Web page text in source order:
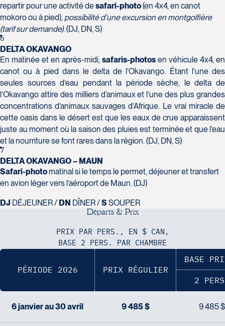
repartir pour une activité desafari-photo(en 4x4, en canot
mokoro ou à pied), possibilité d’une excursion en montgolfière
(tarif sur demande). (DJ, DN, S)
6
DELTA OKAVANGO
En matinée et en après-midi, safaris-photos en véhicule 4x4, en
canot ou à pied dans le delta de l’Okavango. Étant l’une des
seules sources d’eau pendant la période sèche, le delta de
l’Okavango attire des milliers d’animaux et l’une des plus grandes
concentrations d’animaux sauvages d’Afrique. Le vrai miracle de
cette oasis dans le désert est que les eaux de crue apparaissent
juste au moment où la saison des pluies est terminée et que l’eau
et la nourriture se font rares dans la région. (DJ, DN, S)
7
DELTA OKAVANGO – MAUN
Safari-photo matinal si le temps le permet, déjeuner et transfert
en avion léger vers l’aéroport de Maun. (DJ)
DJ DÉJEUNER / DN DÎNER /S SOUPER
Départs & Prix
PRIX PAR PERS., EN $ CAN,
BASE 2 PERS. PAR CHAMBRE
PÉRIODE 2026 PRIX RÉGULIER
BASE
2
6 janvier au 30 avril 9 485 $ 9 485 $
Voyages Boislard Poirier
2840 Boulevard Laframboise
Saint-Hyacinthe
J2S 4Z1
Tél :450-774-6436 / 1-800-561-2967
Voyages CAA Brossard
8940 Boulevard Leduc - Bureau 20
J4Y 0G4
Tél :450-465-0620 / 1-844-869-2439
Voyages Granby
Granby
Tél :450-372-3624 / 1-800-361-0447
Voyages CAA Québec
500 rue Bouvier - Suite 202
Québec
G2J 1E3
Tél :418-624-8222 / 1-844-869-2439
Voyages Émotions
2 rue Pleau
Pont-Rouge
Voyages Laurier du Vallon - Siège
social